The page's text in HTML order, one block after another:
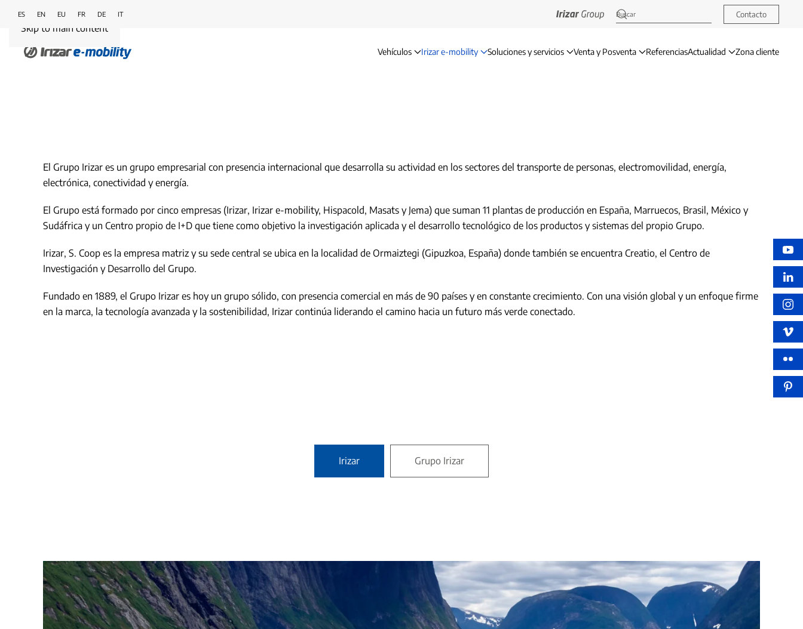
Skip to main content
ES EN EU FR DE IT Contacto
Vehículos Irizar e-mobility Soluciones y servicios Venta y Posventa ReferenciasActualidad Zona cliente
El Grupo Irizar es un grupo empresarial con presencia internacional que desarrolla su actividad en los sectores del transporte de personas, electromovilidad, energía,
electrónica, conectividad y energía.
El Grupo está formado por cinco empresas (Irizar, Irizar e-mobility, Hispacold, Masats y Jema) que suman 11 plantas de producción en España, Marruecos, Brasil, México y
Sudáfrica y un Centro propio de I+D que tiene como objetivo la investigación aplicada y el desarrollo tecnológico de los productos y sistemas del propio Grupo.
Irizar, S. Coop es la empresa matriz y su sede central se ubica en la localidad de Ormaiztegi (Gipuzkoa, España) donde también se encuentra Creatio, el Centro de
Investigación y Desarrollo del Grupo.
Fundado en 1889, el Grupo Irizar es hoy un grupo sólido, con presencia comercial en más de 90 países y en constante crecimiento. Con una visión global y un enfoque firme
en la marca, la tecnología avanzada y la sostenibilidad, Irizar continúa liderando el camino hacia un futuro más verde conectado.
Irizar Grupo Irizar